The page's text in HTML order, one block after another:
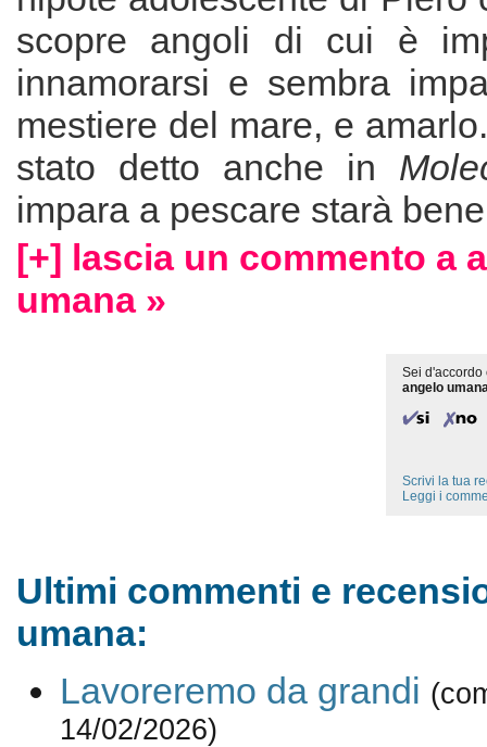
scopre angoli di cui è
innamorarsi e sembra
mestiere del mare, e
stato detto anche in
impara a pescare starà
[+] lascia un commento a
umana »
Sei d'accordo
angelo
Scrivi la tua
Leggi i
Ultimi commenti e
umana:
Lavoreremo da grandi
14/02/2026)